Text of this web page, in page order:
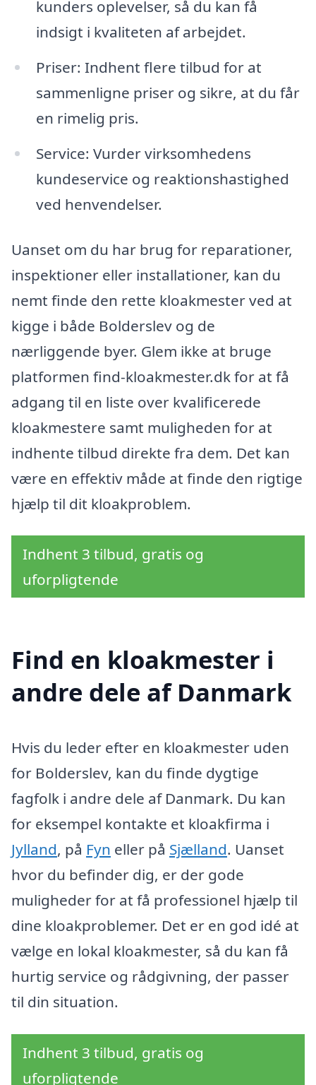
kunders oplevelser, så du kan få
indsigt i kvaliteten af arbejdet.
Priser: Indhent flere tilbud for at
sammenligne priser og sikre, at du får
en rimelig pris.
Service: Vurder virksomhedens
kundeservice og reaktionshastighed
ved henvendelser.
Uanset om du har brug for reparationer,
inspektioner eller installationer, kan du
nemt finde den rette kloakmester ved at
kigge i både Bolderslev og de
nærliggende byer. Glem ikke at bruge
platformen find-kloakmester.dk for at få
adgang til en liste over kvalificerede
kloakmestere samt muligheden for at
indhente tilbud direkte fra dem. Det kan
være en effektiv måde at finde den rigtige
hjælp til dit kloakproblem.
Indhent 3 tilbud, gratis og
uforpligtende
Find en kloakmester i
andre dele af Danmark
Hvis du leder efter en kloakmester uden
for Bolderslev, kan du finde dygtige
fagfolk i andre dele af Danmark. Du kan
for eksempel kontakte et kloakfirma i
Jylland, på Fyn eller på Sjælland. Uanset
hvor du befinder dig, er der gode
muligheder for at få professionel hjælp til
dine kloakproblemer. Det er en god idé at
vælge en lokal kloakmester, så du kan få
hurtig service og rådgivning, der passer
til din situation.
Indhent 3 tilbud, gratis og
uforpligtende